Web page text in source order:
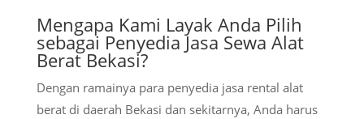
Mengapa Kami Layak Anda Pilih
sebagai Penyedia Jasa Sewa Alat
Berat Bekasi?
Dengan ramainya para penyedia jasa rental alat
berat di daerah Bekasi dan sekitarnya, Anda harus